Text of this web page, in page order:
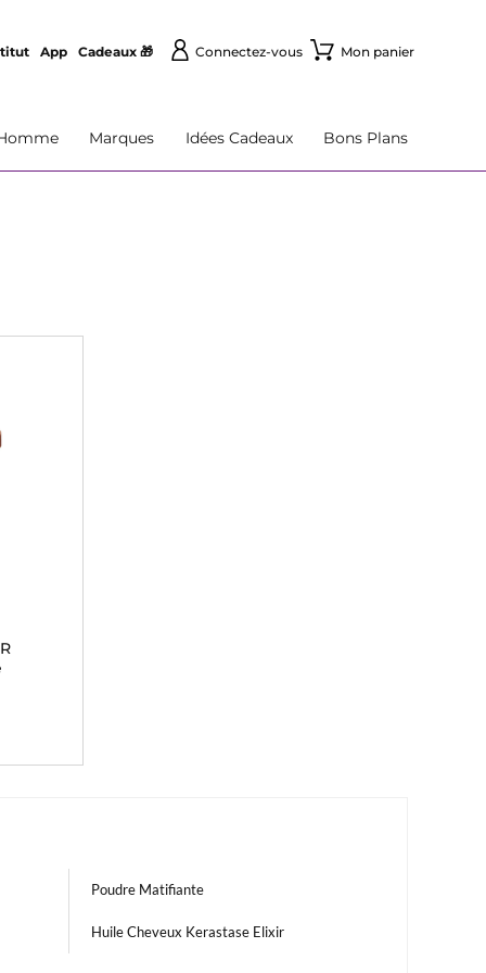
App Cadeaux 🎁 Connectez-vous Mon panier
Marques Idées Cadeaux Bons Plans
Poudre Matifiante
Huile Cheveux Kerastase Elixir